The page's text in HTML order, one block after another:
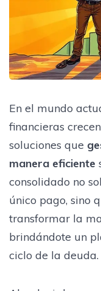
En el mundo
financieras
soluciones que
manera eficiente
consolidado no
único pago, sino
transformar la
brindándote un
ciclo de la deuda.